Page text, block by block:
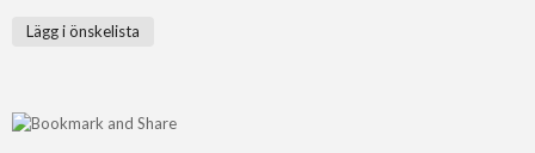
Lägg i önskelista